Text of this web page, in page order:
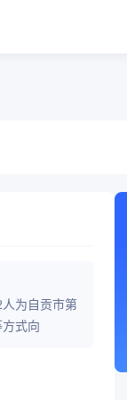
为自贡市第
式向